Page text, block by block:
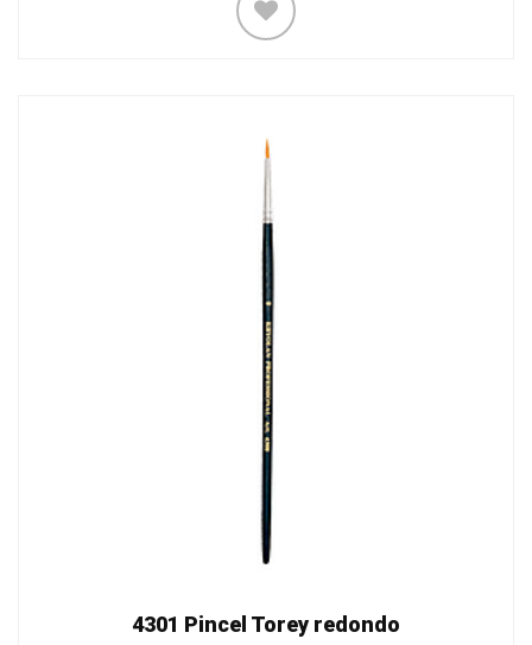
4301 Pincel Torey redondo